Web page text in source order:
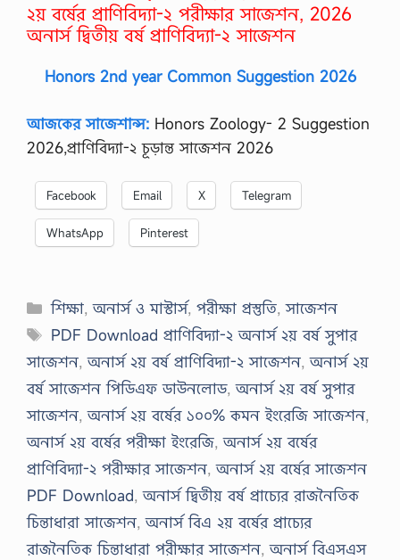
২য় বর্ষের প্রাণিবিদ্যা-২ পরীক্ষার সাজেশন, 2026
অনার্স দ্বিতীয় বর্ষ প্রাণিবিদ্যা-২ সাজেশন
Honors 2nd year Common Suggestion 2026
আজকের সাজেশান্স: Honors Zoology- 2 Suggestion
2026,প্রাণিবিদ্যা-২ চূড়ান্ত সাজেশন 2026
Facebook Email X Telegram
WhatsApp Pinterest
Categories
শিক্ষা,অনার্স ও মাস্টার্স,পরীক্ষা প্রস্তুতি,সাজেশন
Tags
PDF Download প্রাণিবিদ্যা-২ অনার্স ২য় বর্ষ সুপার
সাজেশন,অনার্স ২য় বর্ষ প্রাণিবিদ্যা-২ সাজেশন,অনার্স ২য়
বর্ষ সাজেশন পিডিএফ ডাউনলোড,অনার্স ২য় বর্ষ সুপার
সাজেশন,অনার্স ২য় বর্ষের ১০০% কমন ইংরেজি সাজেশন,
অনার্স ২য় বর্ষের পরীক্ষা ইংরেজি,অনার্স ২য় বর্ষের
প্রাণিবিদ্যা-২ পরীক্ষার সাজেশন,অনার্স ২য় বর্ষের সাজেশন
PDF Download,অনার্স দ্বিতীয় বর্ষ প্রাচ্যের রাজনৈতিক
চিন্তাধারা সাজেশন,অনার্স বিএ ২য় বর্ষের প্রাচ্যের
রাজনৈতিক চিন্তাধারা পরীক্ষার সাজেশন,অনার্স বিএসএস